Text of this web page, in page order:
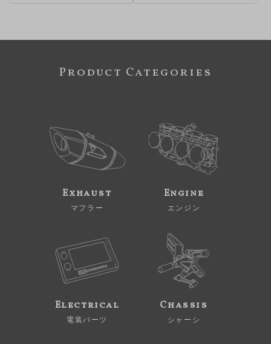
Product Categories
Exhaust
マフラー
Engine
エンジン
Electrical
電装パーツ
Chassis
シャーシ